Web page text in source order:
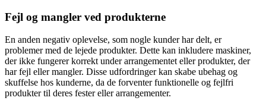
Fejl og mangler ved produkterne
En anden negativ oplevelse, som nogle kunder har delt, er
problemer med de lejede produkter. Dette kan inkludere maskiner,
der ikke fungerer korrekt under arrangementet eller produkter, der
har fejl eller mangler. Disse udfordringer kan skabe ubehag og
skuffelse hos kunderne, da de forventer funktionelle og fejlfri
produkter til deres fester eller arrangementer.